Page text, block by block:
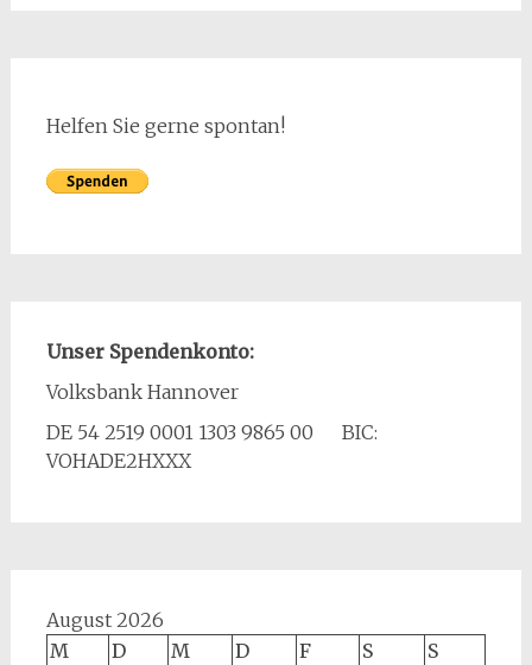
Helfen Sie gerne spontan!
Unser Spendenkonto:
Volksbank Hannover
DE 54 2519 0001 1303 9865 00 BIC:
VOHADE2HXXX
August 2026
M
D M D F S
S